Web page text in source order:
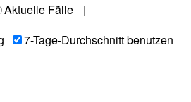
Aktuelle Fälle
|
7-Tage-Durchschnitt benutzen